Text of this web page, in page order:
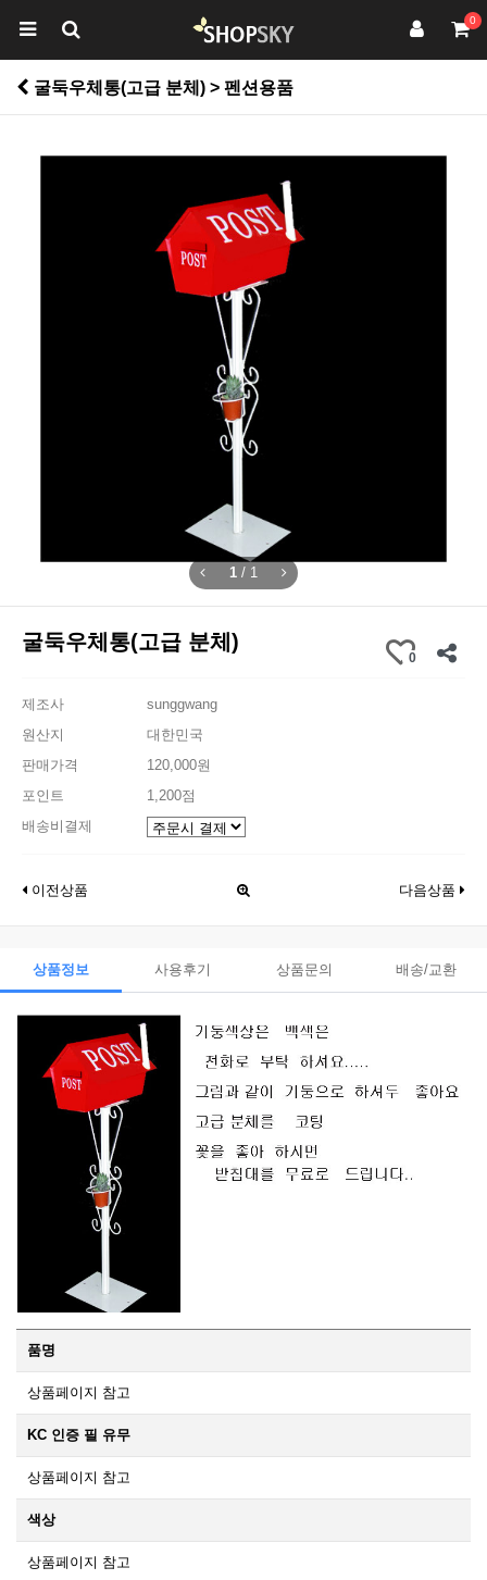
0
굴둑우체통(고급 분체) > 펜션용품
1 / 1
굴둑우체통(고급 분체)
0
제조사
sunggwang
원산지
대한민국
판매가격
120,000원
포인트
1,200점
배송비결제
이전상품 다음상품
상품정보 사용후기 상품문의 배송/교환
품명
상품페이지 참고
KC 인증 필 유무
상품페이지 참고
색상
상품페이지 참고